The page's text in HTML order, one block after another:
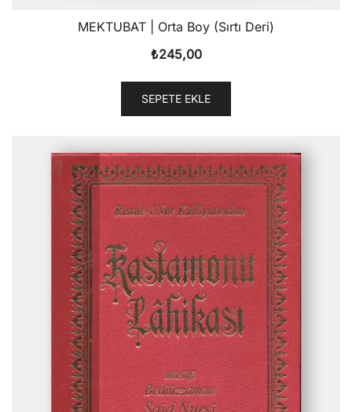
MEKTUBAT | Orta Boy (Sırtı Deri)
₺245,00
SEPETE EKLE